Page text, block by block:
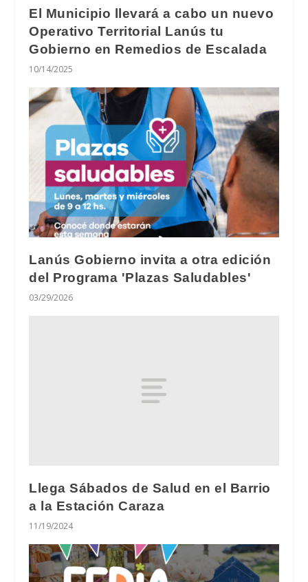
El Municipio llevará a cabo un nuevo
Operativo Territorial Lanús tu
Gobierno en Remedios de Escalada
10/14/2025
Lanús Gobierno invita a otra edición
del Programa 'Plazas Saludables'
03/29/2026
Llega Sábados de Salud en el Barrio
a la Estación Caraza
11/19/2024